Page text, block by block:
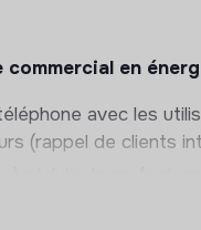
commercial en
avec les
(rappel de clients
plus adapté à leurs